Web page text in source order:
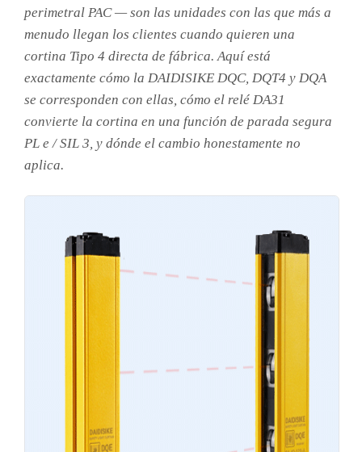
perimetral PAC — son las unidades con las que más a
menudo llegan los clientes cuando quieren una
cortina Tipo 4 directa de fábrica. Aquí está
exactamente cómo la DAIDISIKE DQC, DQT4 y DQA
se corresponden con ellas, cómo el relé DA31
convierte la cortina en una función de parada segura
PL e / SIL 3, y dónde el cambio honestamente no
aplica.